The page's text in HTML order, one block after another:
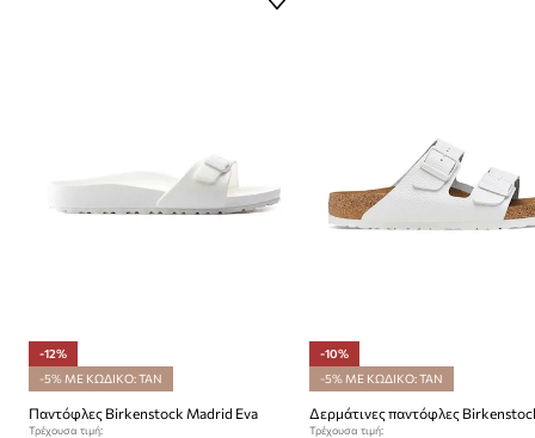
-12%
-5% ΜΕ ΚΩΔΙΚΟ: TAN
Παντόφλες Birkenstock Madrid Eva
Τρέχουσα τιμή:
-10%
-5% ΜΕ ΚΩΔΙΚΟ: TAN
Τρέχουσα τιμή: